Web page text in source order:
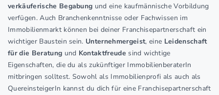
verkäuferische Begabung und eine kaufmännische Vorbildung
verfügen. Auch Branchenkenntnisse oder Fachwissen im
Immobilienmarkt können bei deiner Franchisepartnerschaft ein
wichtiger Baustein sein. Unternehmergeist, eine Leidenschaft
für die Beratung und Kontaktfreude sind wichtige
Eigenschaften, die du als zukünftiger ImmobilienberaterIn
mitbringen solltest. Sowohl als Immobilienprofi als auch als
QuereinsteigerIn kannst du dich für eine Franchisepartnerschaft